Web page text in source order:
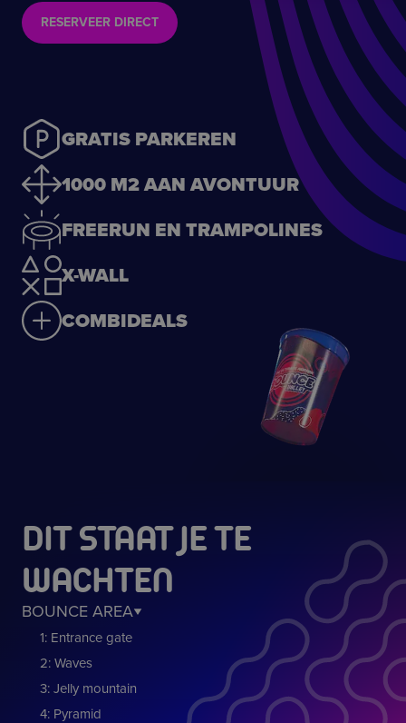
RESERVEER DIRECT
GRATIS PARKEREN
1000 M2 AAN AVONTUUR
FREERUN EN TRAMPOLINES
X-WALL
COMBIDEALS
DIT STAAT JE TE
WACHTEN
BOUNCE AREA
1: Entrance gate
2: Waves
3: Jelly mountain
4: Pyramid